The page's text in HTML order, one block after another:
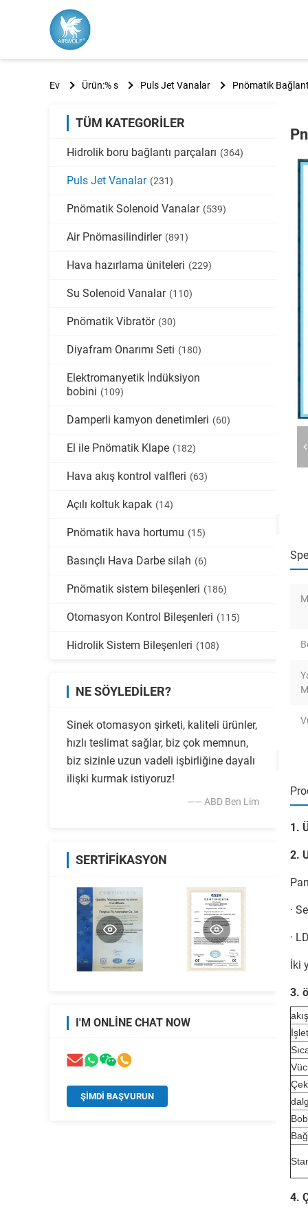
Ev Ürün:% s Puls Jet Vanalar Pnömatik
TÜM KATEGORILER
Hidrolik boru bağlantı parçaları (364)
Puls Jet Vanalar (231)
Pnömatik Solenoid Vanalar (539)
Air Pnömasilindirler (891)
Hava hazırlama üniteleri (229)
Su Solenoid Vanalar (110)
Pnömatik Vibratör (30)
Diyafram Onarımı Seti (180)
Elektromanyetik İndüksiyon
bobini (109)
Damperli kamyon denetimleri (60)
El ile Pnömatik Klape (182)
Hava akış kontrol valfleri (63)
Açılı koltuk kapak (14)
Pnömatik hava hortumu (15)
Basınçlı Hava Darbe silah (6)
Pnömatik sistem bileşenleri (186)
Otomasyon Kontrol Bileşenleri (115)
Hidrolik Sistem Bileşenleri (108)
NE SÖYLEDILER?
Sinek otomasyon şirketi, kaliteli ürünler,
hızlı teslimat sağlar, biz çok memnun,
biz sizinle uzun vadeli işbirliğine dayalı
ilişki kurmak istiyoruz!
—— ABD Ben Lim
SERTIFIKASYON
I'M ONLINE CHAT NOW
ŞIMDI BAŞVURUN
1.
2.
·
·
İki
3.
4.